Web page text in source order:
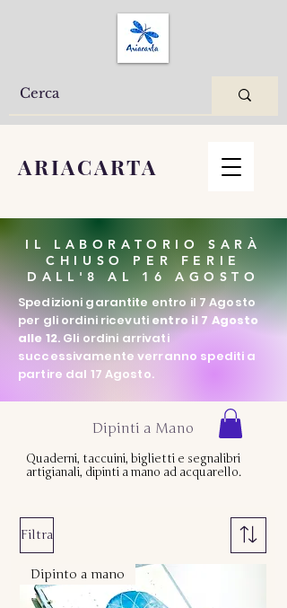
ARIACARTA
IL LABORATORIO SARÀ
CHIUSO PER FERIE
DALL'8 AL 16 AGOSTO
Spedizioni garantite entro il 7 Agosto
per gli ordini ricevutientro il 7 Agosto
alle 12. Gli ordini arrivati
successivamente verranno spediti a
partire dal 17 Agosto.
Dipinti a Mano
Quaderni, taccuini, biglietti e segnalibri
artigianali, dipinti a mano ad acquarello.
Filtra
Dipinto a mano